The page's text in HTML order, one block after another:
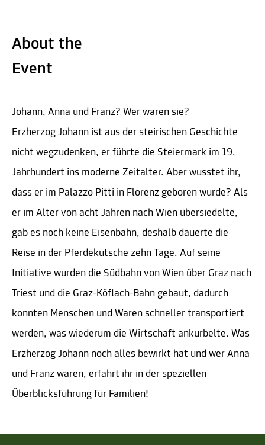
About the
Event
Johann, Anna und Franz? Wer waren sie?
Erzherzog Johann ist aus der steirischen Geschichte
nicht wegzudenken, er führte die Steiermark im 19.
Jahrhundert ins moderne Zeitalter. Aber wusstet ihr,
dass er im Palazzo Pitti in Florenz geboren wurde? Als
er im Alter von acht Jahren nach Wien übersiedelte,
gab es noch keine Eisenbahn, deshalb dauerte die
Reise in der Pferdekutsche zehn Tage. Auf seine
Initiative wurden die Südbahn von Wien über Graz nach
Triest und die Graz-Köflach-Bahn gebaut, dadurch
konnten Menschen und Waren schneller transportiert
werden, was wiederum die Wirtschaft ankurbelte. Was
Erzherzog Johann noch alles bewirkt hat und wer Anna
und Franz waren, erfahrt ihr in der speziellen
Überblicksführung für Familien!